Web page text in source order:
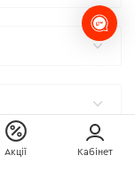
Акції Кабінет